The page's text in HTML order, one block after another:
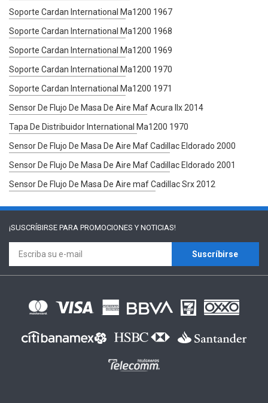
Soporte Cardan International Ma1200 1967
Soporte Cardan International Ma1200 1968
Soporte Cardan International Ma1200 1969
Soporte Cardan International Ma1200 1970
Soporte Cardan International Ma1200 1971
Sensor De Flujo De Masa De Aire Maf Acura Ilx 2014
Tapa De Distribuidor International Ma1200 1970
Sensor De Flujo De Masa De Aire Maf Cadillac Eldorado 2000
Sensor De Flujo De Masa De Aire Maf Cadillac Eldorado 2001
Sensor De Flujo De Masa De Aire maf Cadillac Srx 2012
¡SUSCRÍBIRSE PARA PROMOCIONES Y NOTICIAS!
Suscríbirse